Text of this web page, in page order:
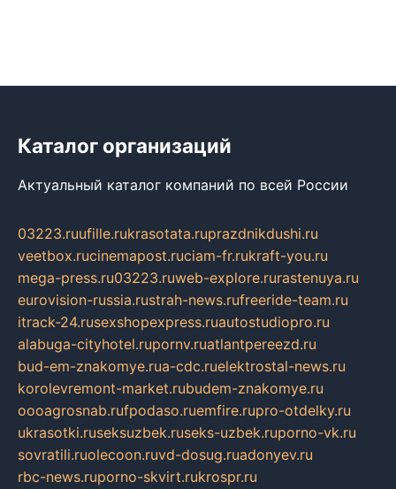
Каталог организаций
Актуальный каталог компаний по всей России
03223.ruufille.rukrasotata.ruprazdnikdushi.ru
veetbox.rucinemapost.ruciam-fr.rukraft-you.ru
mega-press.ru03223.ruweb-explore.rurastenuya.ru
eurovision-russia.rustrah-news.rufreeride-team.ru
itrack-24.rusexshopexpress.ruautostudiopro.ru
alabuga-cityhotel.rupornv.ruatlantpereezd.ru
bud-em-znakomye.rua-cdc.ruelektrostal-news.ru
korolevremont-market.rubudem-znakomye.ru
oooagrosnab.rufpodaso.ruemfire.rupro-otdelky.ru
ukrasotki.ruseksuzbek.ruseks-uzbek.ruporno-vk.ru
sovratili.ruolecoon.ruvd-dosug.ruadonyev.ru
rbc-news.ruporno-skvirt.rukrospr.ru